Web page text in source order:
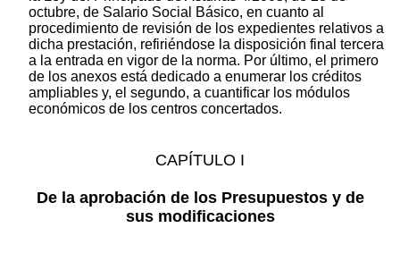
octubre, de Salario Social Básico, en cuanto al
procedimiento de revisión de los expedientes relativos a
dicha prestación, refiriéndose la disposición final tercera
a la entrada en vigor de la norma. Por último, el primero
de los anexos está dedicado a enumerar los créditos
ampliables y, el segundo, a cuantificar los módulos
económicos de los centros concertados.
CAPÍTULO I
De la aprobación de los Presupuestos y de
sus modificaciones